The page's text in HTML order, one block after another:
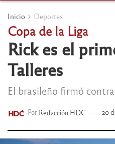
Inicio Deportes
Copa de la Liga
Rick es el
Talleres
El brasileño firmó
Por Redacción HDC 20